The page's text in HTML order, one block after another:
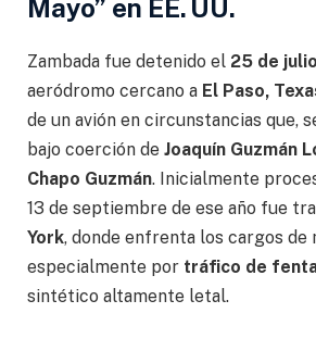
Mayo” en EE. UU.
Zambada fue detenido el 25 de
aeródromo cercano a El Paso,
de un avión en circunstancias que,
bajo coerción de Joaquín Guzmán
Chapo Guzmán. Inicialmente
13 de septiembre de ese año fue
York, donde enfrenta los cargos de
especialmente por tráfico de
sintético altamente letal.